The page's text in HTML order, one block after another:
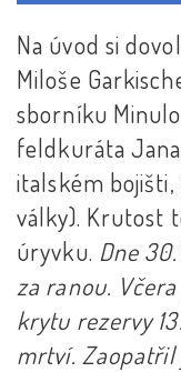
Na úvod si
Miloše
sborníku
feldkuráta
italském
války). Krutost
úryvku. Dne
za ranou.
krytu rezervy
mrtví. Zaopatřil